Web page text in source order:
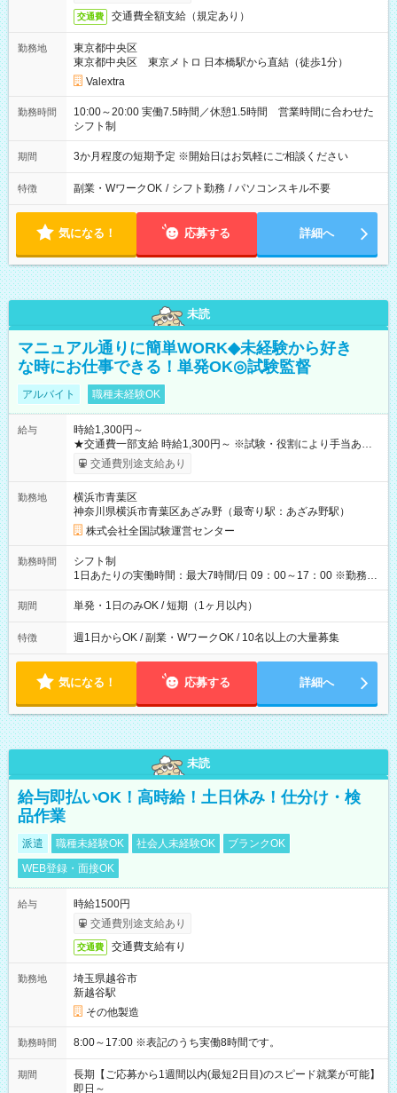
交通費 交通費全額支給（規定あり）
勤務地
東京都中央区
東京都中央区 東京メトロ 日本橋駅から直結（徒歩1分）
Valextra
勤務時間
10:00～20:00 実働7.5時間／休憩1.5時間 営業時間に合わせた
シフト制
期間 3か月程度の短期予定 ※開始日はお気軽にご相談ください
特徴 副業・WワークOK / シフト勤務 / パソコンスキル不要
気になる！ 応募する 詳細へ
未読
マニュアル通りに簡単WORK◆未経験から好き
な時にお仕事できる！単発OK◎試験監督
アルバイト 職種未経験OK
給与
時給1,300円～
★交通費一部支給 時給1,300円～ ※試験・役割により手当あり
※勤務回数により昇給あり 【即給（前払い）オプションあ
り！】 希望される場合、勤務から1週間ほどで給与の一部を受け
例】 ・河合塾模擬試験 8:30～17:30（休憩1時間） 時給1,300円
×8時間＝日収10,400円＋交通費 ※当日の役割により時給＋100
円の場合あり ・国家試験 7:00～13:30（休憩なし） 時給1,300
円（役割手当＋100円）×6時間＝日収8,400円＋交通費 【試用期
間】試用期間なし
交通費別途支給あり
勤務地
横浜市青葉区
神奈川県横浜市青葉区あざみ野（最寄り駅：あざみ野駅）
株式会社全国試験運営センター
勤務時間
シフト制
1日あたりの実働時間：最大7時間/日 09：00～17：00 ※勤務時
間は 試験により異なります。
期間 単発・1日のみOK / 短期（1ヶ月以内）
特徴 週1日からOK / 副業・WワークOK / 10名以上の大量募集
気になる！ 応募する 詳細へ
未読
給与即払いOK！高時給！土日休み！仕分け・検
品作業
派遣 職種未経験OK 社会人未経験OK
ブランクOK
WEB登録・面接OK
給与
時給1500円
交通費別途支給あり
交通費 交通費支給有り
勤務地
埼玉県越谷市
新越谷駅
その他製造
勤務時間 8:00～17:00 ※表記のうち実働8時間です。
期間
長期【ご応募から1週間以内(最短2日目)のスピード就業が可能】
即日～